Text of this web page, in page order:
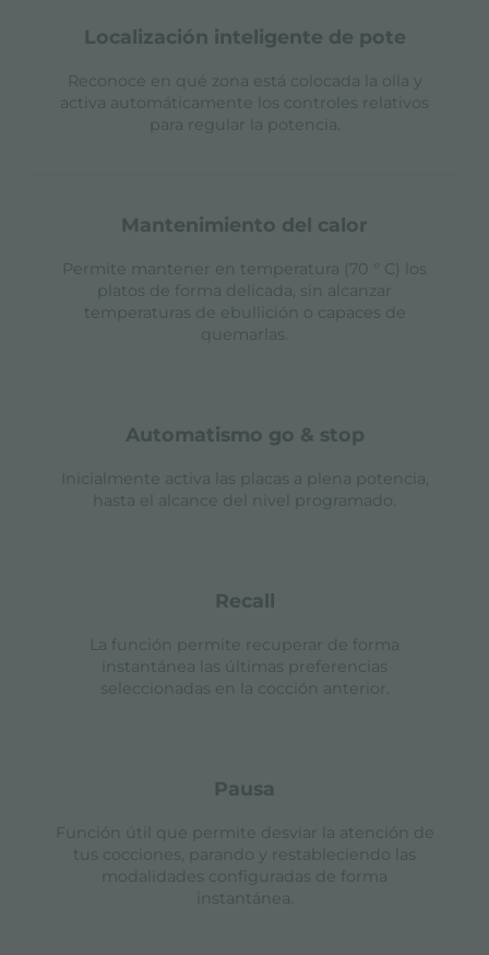
localización inteligente de pote
Reconoce en qué zona está colocada la olla y
activa automáticamente los controles relativos
para regular la potencia.
mantenimiento del calor
Permite mantener en temperatura (70 ° C) los
platos de forma delicada, sin alcanzar
temperaturas de ebullición o capaces de
quemarlas.
automatismo go & stop
Inicialmente activa las placas a plena potencia,
hasta el alcance del nivel programado.
recall
La función permite recuperar de forma
instantánea las últimas preferencias
seleccionadas en la cocción anterior.
pausa
Función útil que permite desviar la atención de
tus cocciones, parando y restableciendo las
modalidades configuradas de forma
instantánea.